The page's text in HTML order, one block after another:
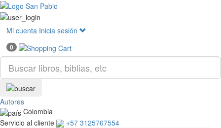
Mi cuenta Inicia sesión
0
Autores
Colombia
Servicio al cliente
+57 3125767554